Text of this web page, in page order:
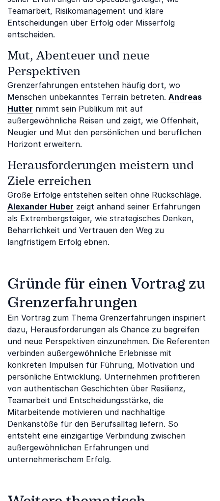
Teamarbeit, Risikomanagement und klare
Entscheidungen über Erfolg oder Misserfolg
entscheiden.
Mut, Abenteuer und neue
Perspektiven
Grenzerfahrungen entstehen häufig dort, wo
Menschen unbekanntes Terrain betreten. Andreas
Hutter nimmt sein Publikum mit auf
außergewöhnliche Reisen und zeigt, wie Offenheit,
Neugier und Mut den persönlichen und beruflichen
Horizont erweitern.
Herausforderungen meistern und
Ziele erreichen
Große Erfolge entstehen selten ohne Rückschläge.
Alexander Huber zeigt anhand seiner Erfahrungen
als Extrembergsteiger, wie strategisches Denken,
Beharrlichkeit und Vertrauen den Weg zu
langfristigem Erfolg ebnen.
Gründe für einen Vortrag zu
Grenzerfahrungen
Ein Vortrag zum Thema Grenzerfahrungen inspiriert
dazu, Herausforderungen als Chance zu begreifen
und neue Perspektiven einzunehmen. Die Referenten
verbinden außergewöhnliche Erlebnisse mit
konkreten Impulsen für Führung, Motivation und
persönliche Entwicklung. Unternehmen profitieren
von authentischen Geschichten über Resilienz,
Teamarbeit und Entscheidungsstärke, die
Mitarbeitende motivieren und nachhaltige
Denkanstöße für den Berufsalltag liefern. So
entsteht eine einzigartige Verbindung zwischen
außergewöhnlichen Erfahrungen und
unternehmerischem Erfolg.